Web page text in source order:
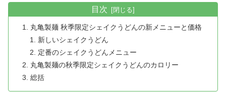
目次
丸亀製麺 秋季限定シェイクうどんの新メニューと価格
新しいシェイクうどん
定番のシェイクうどんメニュー
丸亀製麺の秋季限定シェイクうどんのカロリー
総括